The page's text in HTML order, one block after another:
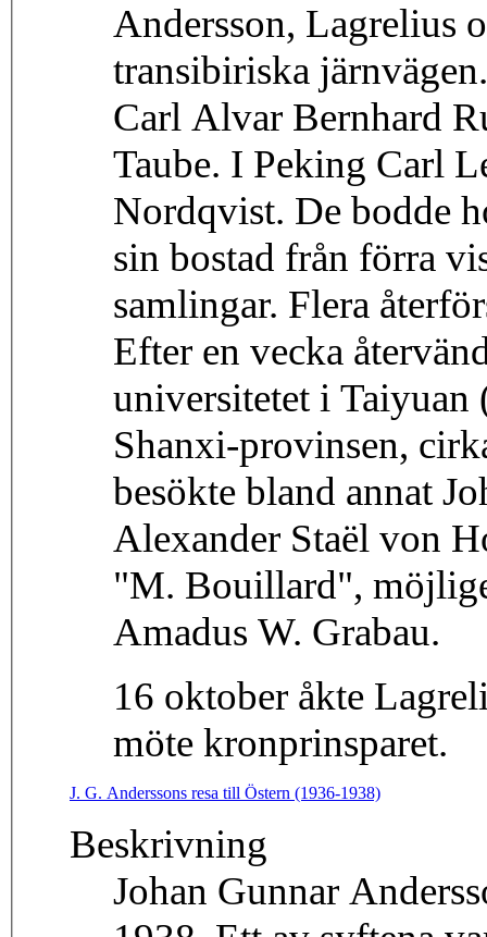
Andersson, Lagrelius
transibiriska
Carl Alvar Bernhard
Taube. I Peking Carl
Nordqvist. De bodde
sin bostad från förra
samlingar. Flera
Efter en vecka
universitetet i Taiyuan
Shanxi-provinsen,
besökte bland annat
Alexander Staël von
"M. Bouillard",
Amadus W. Grabau.
16 oktober åkte
möte kronprinsparet.
J. G. Anderssons resa till Östern (1936-1938)
Beskrivning
Johan Gunnar